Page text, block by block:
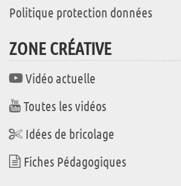
Politique protection données
ZONE CRÉATIVE
Vidéo actuelle
Toutes les vidéos
Idées de bricolage
Fiches Pédagogiques